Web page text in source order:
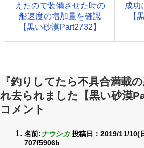
えたので装備させた時の
船速度の増加量を確認
【黒い砂漠Part2732】
成功
【
『釣りしてたら不具合満載
れ去られました【黒い砂漠
コメント
名前:ナウシカ 投稿日：2019/11/10(
707f5906b